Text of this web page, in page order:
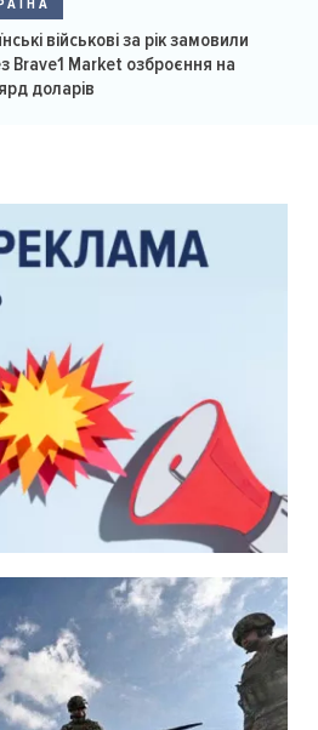
військові за рік замовили
Brave1 Market озброєння на
доларів